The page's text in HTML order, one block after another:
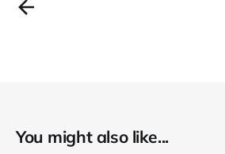
You might also like...